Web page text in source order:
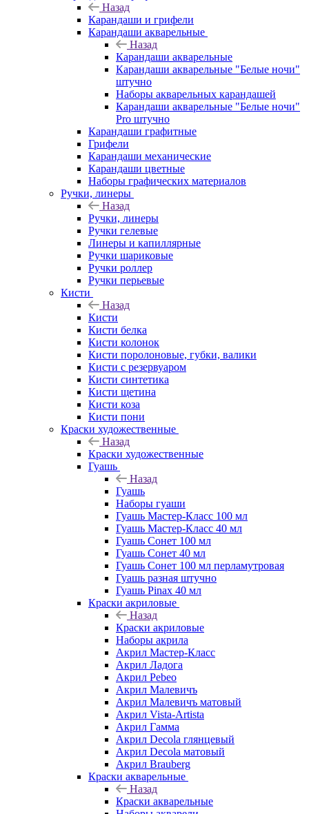
Назад
Карандаши и грифели
Карандаши акварельные
Назад
Карандаши акварельные
Карандаши акварельные "Белые ночи"
штучно
Наборы акварельных карандашей
Карандаши акварельные "Белые ночи"
Pro штучно
Карандаши графитные
Грифели
Карандаши механические
Карандаши цветные
Наборы графических материалов
Ручки, линеры
Назад
Ручки, линеры
Ручки гелевые
Линеры и капиллярные
Ручки шариковые
Ручки роллер
Ручки перьевые
Кисти
Назад
Кисти
Кисти белка
Кисти колонок
Кисти поролоновые, губки, валики
Кисти с резервуаром
Кисти синтетика
Кисти щетина
Кисти коза
Кисти пони
Краски художественные
Назад
Краски художественные
Гуашь
Назад
Гуашь
Наборы гуаши
Гуашь Мастер-Класс 100 мл
Гуашь Мастер-Класс 40 мл
Гуашь Сонет 100 мл
Гуашь Сонет 40 мл
Гуашь Сонет 100 мл перламутровая
Гуашь разная штучно
Гуашь Pinax 40 мл
Краски акриловые
Назад
Краски акриловые
Наборы акрила
Акрил Мастер-Класс
Акрил Ладога
Акрил Pebeo
Акрил Малевичъ
Акрил Малевичъ матовый
Акрил Vista-Artista
Акрил Гамма
Акрил Decola глянцевый
Акрил Decola матовый
Акрил Brauberg
Краски акварельные
Назад
Краски акварельные